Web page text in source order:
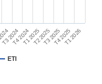
ETI
T3 2024T4 2024T1 2025T2 2025T3 2025T4 2025T1 2026